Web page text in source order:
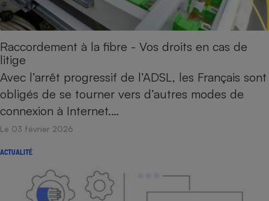
Raccordement à la fibre - Vos droits en cas de
litige
Avec l’arrêt progressif de l’ADSL, les Français sont
obligés de se tourner vers d’autres modes de
connexion à Internet.…
Le 03 février 2026
ACTUALITÉ